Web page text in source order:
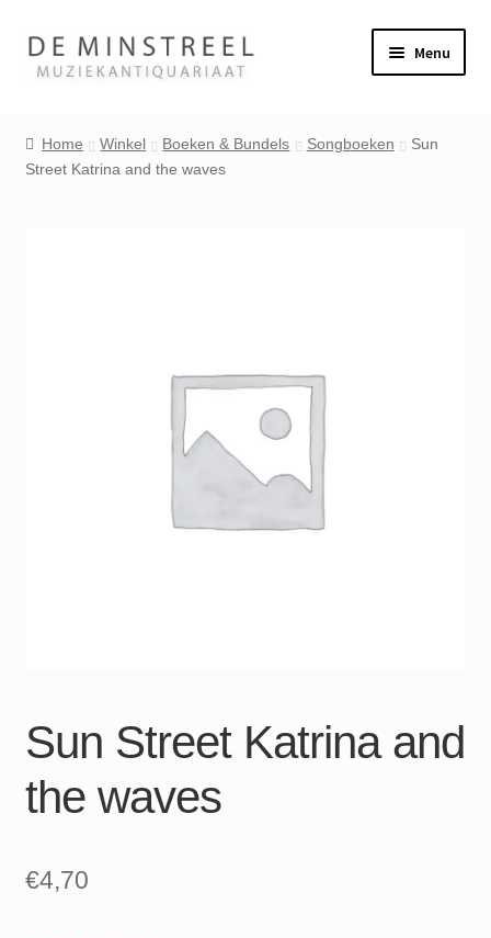
Ga
door
Ga
naar
Menu
Contact
Home Winkel Boeken & Bundels Songboeken
Sun
Street Katrina and the waves
Sun Street Katrina and
the waves
€4,70